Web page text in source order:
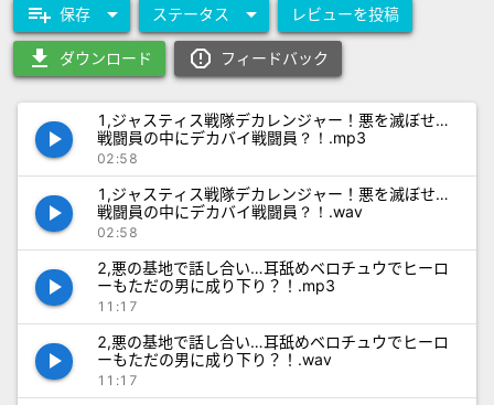
playlist_add 保存 arrow_drop_down ステータス arrow_drop_down レビューを投稿
download ダウンロード report_gmailerrorred フィードバック
play_arrow
1,ジャスティス戦隊デカレンジャー！悪を滅ぼせ…
戦闘員の中にデカバイ戦闘員？！.mp3
02:58
play_arrow
1,ジャスティス戦隊デカレンジャー！悪を滅ぼせ…
戦闘員の中にデカバイ戦闘員？！.wav
02:58
play_arrow
2,悪の基地で話し合い…耳舐めベロチュウでヒーロ
ーもただの男に成り下り？！.mp3
11:17
play_arrow
2,悪の基地で話し合い…耳舐めベロチュウでヒーロ
ーもただの男に成り下り？！.wav
11:17